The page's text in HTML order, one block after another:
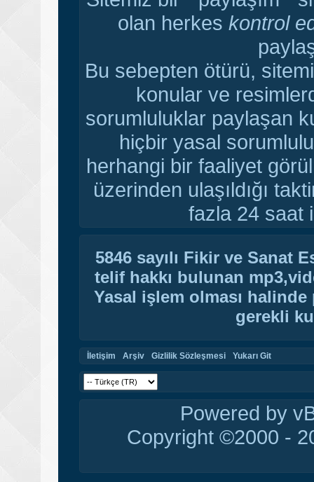
olan herkes kontrol
Bu sebepten ötürü,
konular ve
sorumluluklar paylaşan
hiçbir yasal
herhangi bir faaliyet
üzerinden ulaşıldığı
fazla 24 saat
5846 sayılı Fikir ve Sanat
telif hakkı bulunan
Yasal işlem olması
gerekli
İletişim Arşiv Gizlilik Sözleşmesi Yukarı Git
Powered by
Copyright ©2000 -